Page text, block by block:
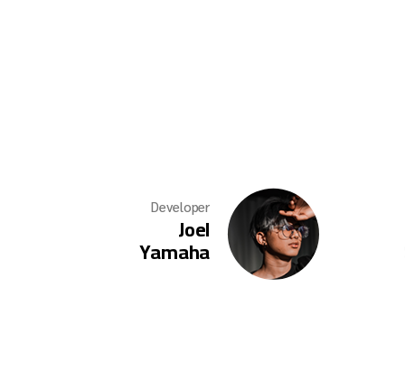
Developer
Joel
Yamaha